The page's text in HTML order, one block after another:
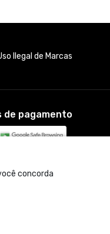
concorda
Ilegal de Marcas
de pagamento